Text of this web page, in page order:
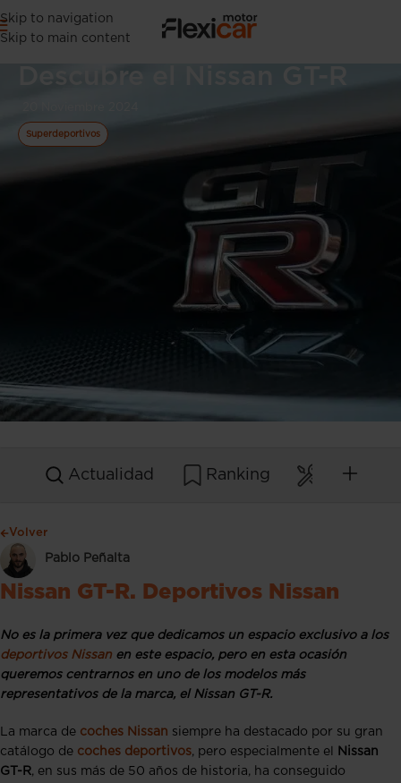
Skip to navigation
Skip to main content
Superdeportivos
Actualidad Ranking
Volver
Pablo Peñalta
Nissan GT-R. Deportivos Nissan
No es la primera vez que dedicamos un espacio exclusivo a los
deportivos Nissan en este espacio, pero en esta ocasión
queremos centrarnos en uno de los modelos más
representativos de la marca, el Nissan GT-R.
La marca de coches Nissan siempre ha destacado por su gran
catálogo de coches deportivos, pero especialmente el
Nissan
GT-R, en sus más de 50 años de historia, ha conseguido